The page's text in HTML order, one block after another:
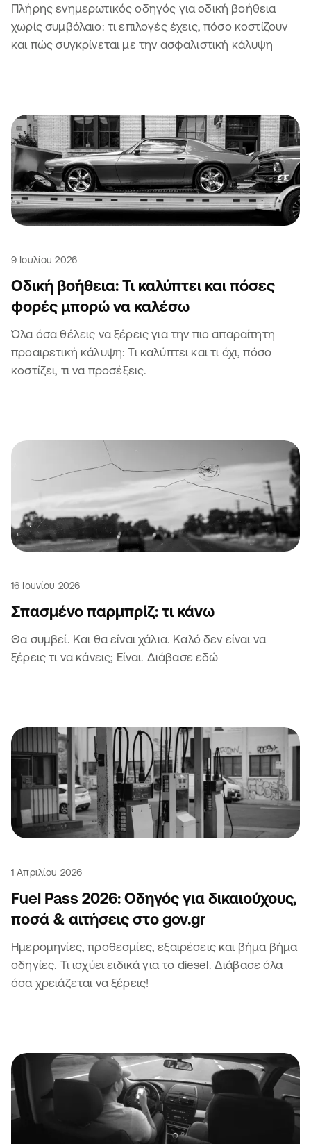
Πλήρης ενημερωτικός οδηγός για οδική βοήθεια
χωρίς συμβόλαιο: τι επιλογές έχεις, πόσο κοστίζουν
και πώς συγκρίνεται με την ασφαλιστική κάλυψη
9 Ιουλίου 2026
Οδική βοήθεια: Τι καλύπτει και πόσες
φορές μπορώ να καλέσω
Όλα όσα θέλεις να ξέρεις για την πιο απαραίτητη
προαιρετική κάλυψη: Τι καλύπτει και τι όχι, πόσο
κοστίζει, τι να προσέξεις.
16 Ιουνίου 2026
Σπασμένο παρμπρίζ: τι κάνω
Θα συμβεί. Και θα είναι χάλια. Καλό δεν είναι να
ξέρεις τι να κάνεις; Είναι. Διάβασε εδώ
1 Απριλίου 2026
Fuel Pass 2026: Οδηγός για δικαιούχους,
ποσά & αιτήσεις στο gov.gr
Ημερομηνίες, προθεσμίες, εξαιρέσεις και βήμα βήμα
οδηγίες. Τι ισχύει ειδικά για το diesel. Διάβασε όλα
όσα χρειάζεται να ξέρεις!